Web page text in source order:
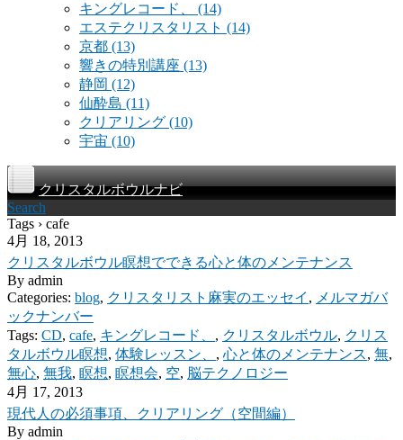
キングレコード、 (14)
エステクリスタリスト (14)
京都 (13)
響きの特別講座 (13)
静岡 (12)
仙酔島 (11)
クリアリング (10)
宇宙 (10)
クリスタルボウルナビ
Search
Tags › cafe
4月 18, 2013
クリスタルボウル瞑想でできる心と体のメンテナンス
By admin
Categories: blog, クリスタリスト麻実のエッセイ , メルマガバ
ックナンバー
Tags: CD, cafe, キングレコード、 , クリスタルボウル, クリス
タルボウル瞑想, 体験レッスン、 , 心と体のメンテナンス, 無,
無心, 無我, 瞑想, 瞑想会, 空, 脳テクノロジー
4月 17, 2013
現代人の必須事項、クリアリング（空間編）
By admin